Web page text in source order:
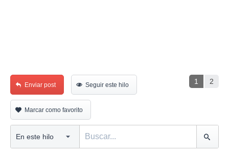
1 2
Enviar post Seguir este hilo
Marcar como favorito